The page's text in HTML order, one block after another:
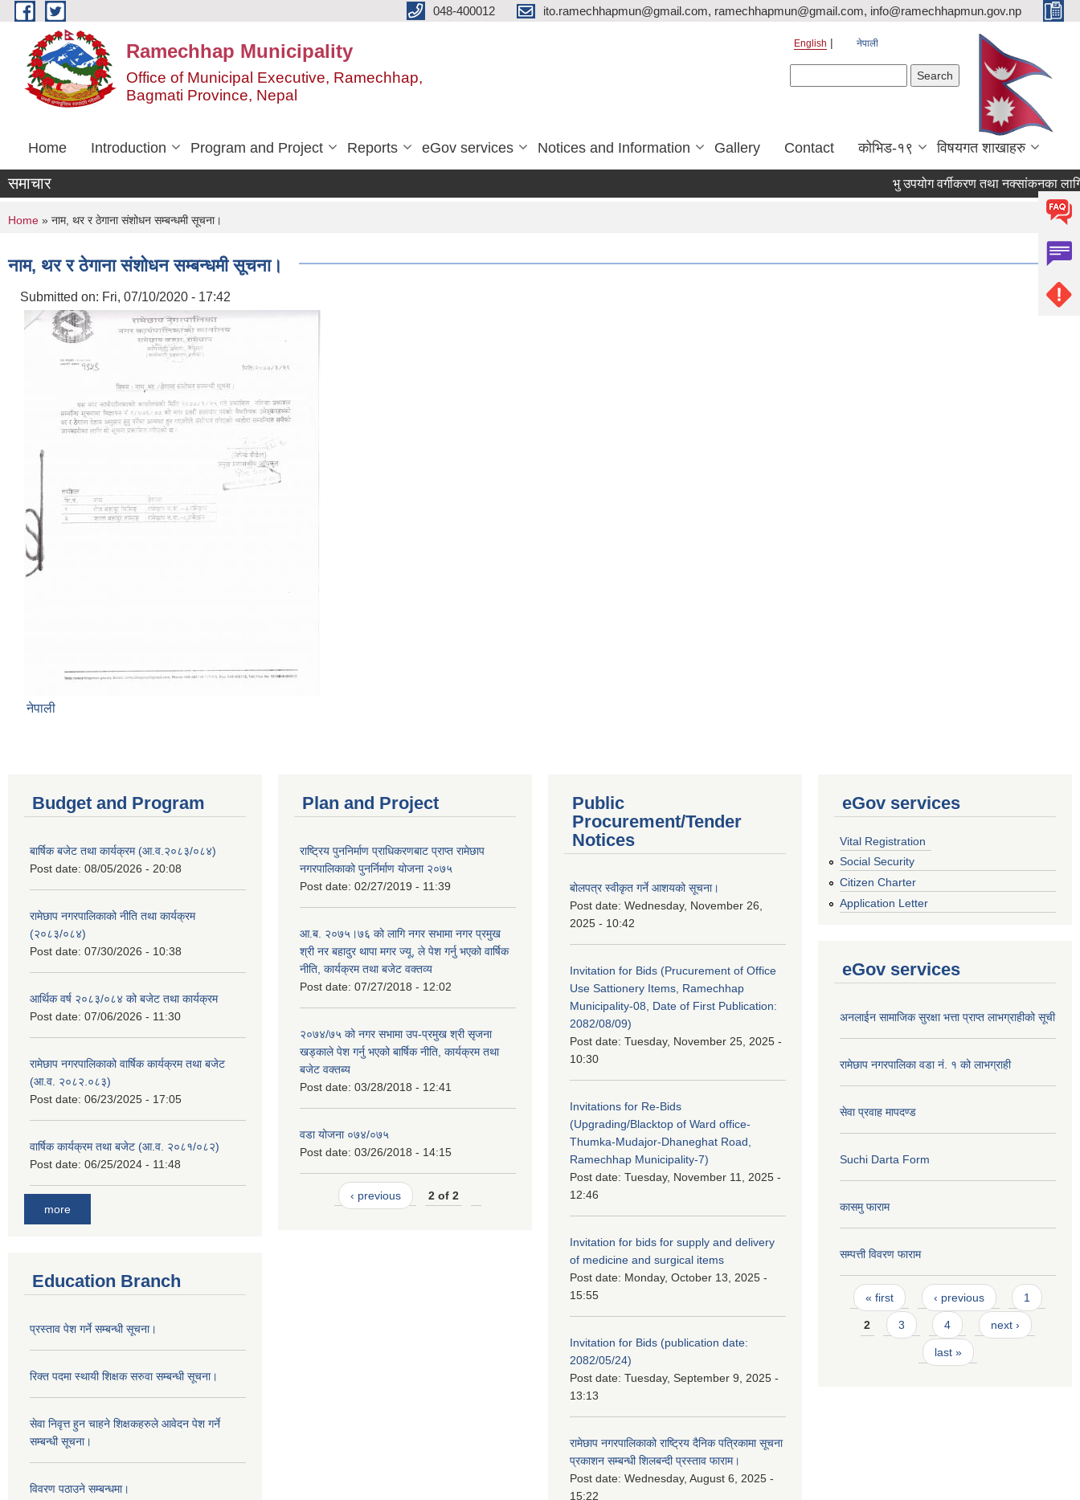
Skip to main content 048-400012 ito.ramechhapmun@gmail.com, ramechhapmun@gmail.com, info@ramechhapmun.gov.np
Ramechhap Municipality
Office of Municipal Executive, Ramechhap,
Bagmati Province, Nepal
English नेपाली
Home Introduction Program and Project Reports eGov services Notices and Information Gallery Contact कोभिड-१९ विषयगत शाखाहरु
समाचार भु उपयोग वर्गीकरण तथा नक्सांकनका लागि
You are here
Home » नाम, थर र ठेगाना संशोधन सम्बन्धमी सूचना।
नाम, थर र ठेगाना संशोधन सम्बन्धमी सूचना।
Submitted on: Fri, 07/10/2020 - 17:42
नेपाली
Budget and Program
बार्षिक बजेट तथा कार्यक्रम (आ.व.२०८३/०८४)
Post date: 08/05/2026 - 20:08
रामेछाप नगरपालिकाको नीति तथा कार्यक्रम
(२०८३/०८४)
Post date: 07/30/2026 - 10:38
आर्थिक वर्ष २०८३/०८४ को बजेट तथा कार्यक्रम
Post date: 07/06/2026 - 11:30
रामेछाप नगरपालिकाको वार्षिक कार्यक्रम तथा बजेट
(आ.व. २०८२.०८३)
Post date: 06/23/2025 - 17:05
वार्षिक कार्यक्रम तथा बजेट (आ.व. २०८१/०८२)
Post date: 06/25/2024 - 11:48
more
Education Branch
प्रस्ताव पेश गर्ने सम्बन्धी सूचना।
रिक्त पदमा स्थायी शिक्षक सरुवा सम्बन्धी सूचना।
सेवा निवृत्त हुन चाहने शिक्षकहरुले आवेदन पेश गर्ने
सम्बन्धी सूचना।
विवरण पठाउने सम्बन्धमा।
Plan and Project
राष्ट्रिय पुननिर्माण प्राधिकरणबाट प्राप्त रामेछाप
नगरपालिकाको पुनर्निर्माण योजना २०७५
Post date: 02/27/2019 - 11:39
आ.ब. २०७५।७६ को लागि नगर सभामा नगर प्रमुख
श्री नर बहादुर थापा मगर ज्यू, ले पेश गर्नु भएको वार्षिक
नीति, कार्यक्रम तथा बजेट वक्तव्य
Post date: 07/27/2018 - 12:02
२०७४/७५ को नगर सभामा उप-प्रमुख श्री सृजना
खड्काले पेश गर्नु भएको बार्षिक नीति, कार्यक्रम तथा
बजेट वक्तब्य
Post date: 03/28/2018 - 12:41
वडा योजना ०७४/०७५
Post date: 03/26/2018 - 14:15
‹ previous 2 of 2
Public
Procurement/Tender
Notices
बोलपत्र स्वीकृत गर्ने आशयको सूचना।
Post date: Wednesday, November 26,
2025 - 10:42
Invitation for Bids (Prucurement of Office
Use Sattionery Items, Ramechhap
Municipality-08, Date of First Publication:
2082/08/09)
Post date: Tuesday, November 25, 2025 -
10:30
Invitations for Re-Bids
(Upgrading/Blacktop of Ward office-
Thumka-Mudajor-Dhaneghat Road,
Ramechhap Municipality-7)
Post date: Tuesday, November 11, 2025 -
12:46
Invitation for bids for supply and delivery
of medicine and surgical items
Post date: Monday, October 13, 2025 -
15:55
Invitation for Bids (publication date:
2082/05/24)
Post date: Tuesday, September 9, 2025 -
13:13
रामेछाप नगरपालिकाको राष्ट्रिय दैनिक पत्रिकामा सूचना
प्रकाशन सम्बन्धी शिलबन्दी प्रस्ताव फाराम।
Post date: Wednesday, August 6, 2025 -
15:22
eGov services
Vital Registration
Social Security
Citizen Charter
Application Letter
eGov services
अनलाईन सामाजिक सुरक्षा भत्ता प्राप्त लाभग्राहीको सूची
रामेछाप नगरपालिका वडा नं. १ को लाभग्राही
सेवा प्रवाह मापदण्ड
Suchi Darta Form
कासमु फाराम
सम्पत्ती विवरण फाराम
Pages
« first ‹ previous 1
2 3 4 next ›
last »